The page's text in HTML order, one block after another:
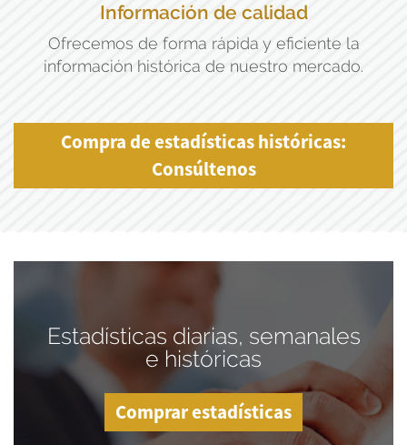
Información de calidad
Ofrecemos de forma rápida y eficiente la
información histórica de nuestro mercado.
Compra de estadísticas históricas:
Consúltenos
Estadísticas diarias, semanales
e históricas
Comprar estadísticas